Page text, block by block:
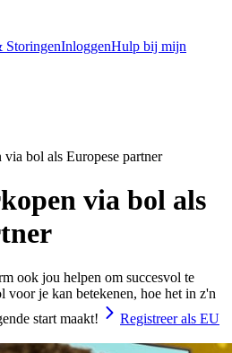
StoringenInloggenHulp bij mijn
via bol als Europese partner
via bol als
ook jou helpen om succesvol te
voor je kan betekenen, hoe het in z'n
start maakt!
Registreer als EU